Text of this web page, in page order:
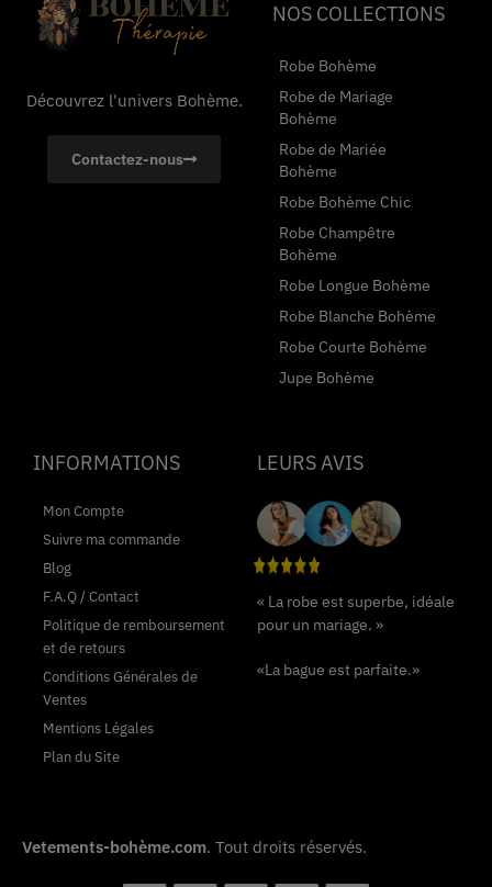
Découvrez l'univers Bohème.
Contactez-nous
NOS COLLECTIONS
Robe Bohème
Robe de Mariage
Bohème
Robe de Mariée
Bohème
Robe Bohème Chic
Robe Champêtre
Bohème
Robe Longue Bohème
Robe Blanche Bohème
Robe Courte Bohème
Jupe Bohème
INFORMATIONS
Mon Compte
Suivre ma commande
Blog
F.A.Q / Contact
Politique de remboursement
et de retours
Conditions Générales de
Ventes
Mentions Légales
Plan du Site
LEURS AVIS
« La robe est superbe, idéale
pour un mariage. »
«La bague est parfaite.»
Vetements-bohème.com. Tout droits réservés.